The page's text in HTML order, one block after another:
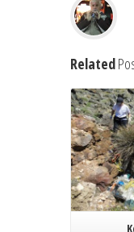
Related